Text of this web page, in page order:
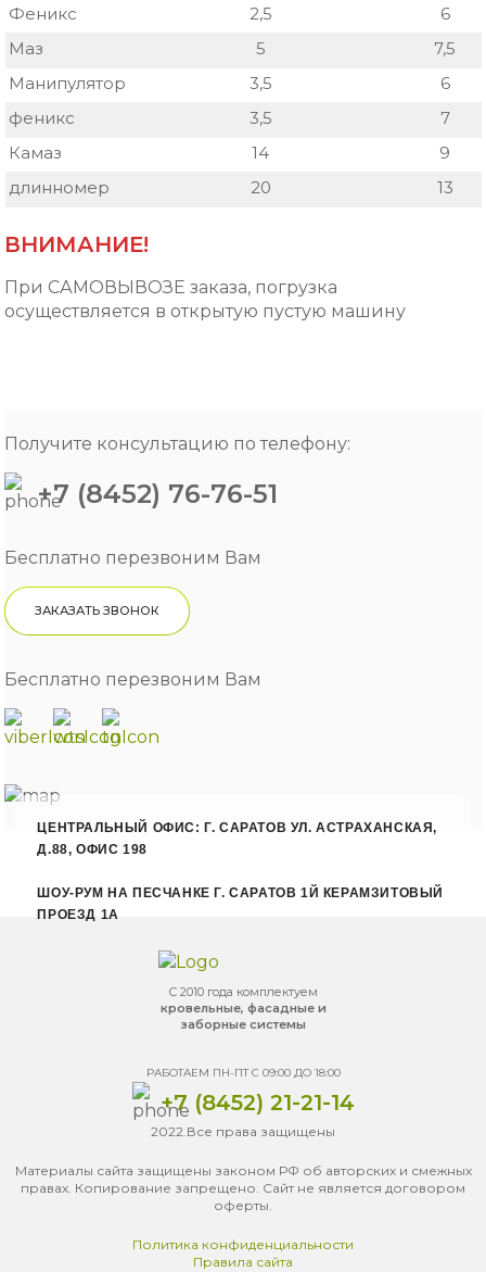
Феникс 2,5
6
Маз
5
7,5
Манипулятор
3,5
6
феникс
3,5
7
Камаз
14
9
длинномер
20 13
ВНИМАНИЕ!
При САМОВЫВОЗЕзаказа, погрузка
осуществляется в открытую пустую машину
Получите консультацию по телефону:
+7 (8452) 76-76-51
Бесплатно перезвоним Вам
ЗАКАЗАТЬ ЗВОНОК
Бесплатно перезвоним Вам
ЦЕНТРАЛЬНЫЙ ОФИС: Г. САРАТОВ УЛ. АСТРАХАНСКАЯ,
Д.88, ОФИС 198
ШОУ-РУМ НА ПЕСЧАНКЕ Г. САРАТОВ 1Й КЕРАМЗИТОВЫЙ
ПРОЕЗД 1А
С 2010 года комплектуем
кровельные, фасадные и
заборные системы
РАБОТАЕМ ПН-ПТ С 09:00 ДО 18:00
+7 (8452) 21-21-14
2022.Все права защищены
Материалы сайта защищены законом РФ об авторских и смежных
правах. Копирование запрещено. Сайт не является договором
оферты.
Политика конфиденциальности
Правила сайта